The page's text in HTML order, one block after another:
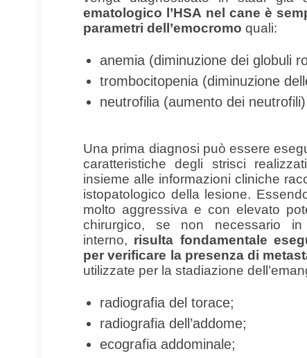
ematologico l’HSA nel cane è
parametri dell’emocromo quali:
anemia (diminuzione dei globuli
trombocitopenia (diminuzione
neutrofilia (aumento dei neutrofili)
Una prima diagnosi può essere
caratteristiche degli strisci
insieme alle informazioni cliniche
istopatologico della lesione.
molto aggressiva e con elevato
chirurgico, se non necessario
interno, risulta fondamentale
per verificare la presenza di
utilizzate per la stadiazione
radiografia del torace;
radiografia dell’addome;
ecografia addominale;